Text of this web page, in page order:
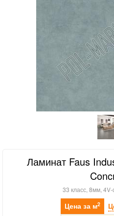
Ламинат Faus
33 класс, 8мм,
Цена за м2